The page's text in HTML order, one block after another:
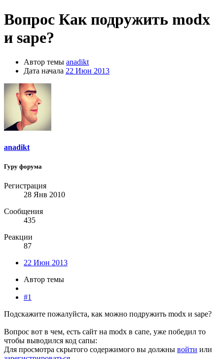
Вопрос Как подружить modx
и sape?
Автор темы anadikt
Дата начала 22 Июн 2013
anadikt
Гуру форума
Регистрация
28 Янв 2010
Сообщения
435
Реакции
87
22 Июн 2013
Автор темы
#1
Подскажите пожалуйста, как можно подружить modx и sape?
Вопрос вот в чем, есть сайт на modx в сапе, уже победил то
чтобы выводился код сапы:
Для просмотра скрытого содержимого вы должны войти или